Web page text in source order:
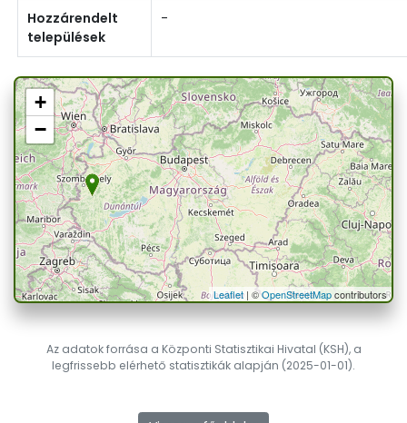
Hozzárendelt
települések
-
+
−
Leaflet| ©OpenStreetMapcontributors
Az adatok forrása a Központi Statisztikai Hivatal (KSH), a
legfrissebb elérhető statisztikák alapján (2025-01-01).